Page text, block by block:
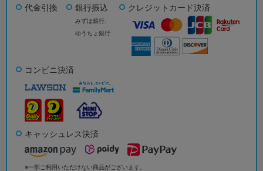
代金引換 銀行振込
みずほ銀行、
ゆうちょ銀行
クレジットカード決済
コンビニ決済
キャッシュレス決済
※一部ご利用いただけない商品がございます。